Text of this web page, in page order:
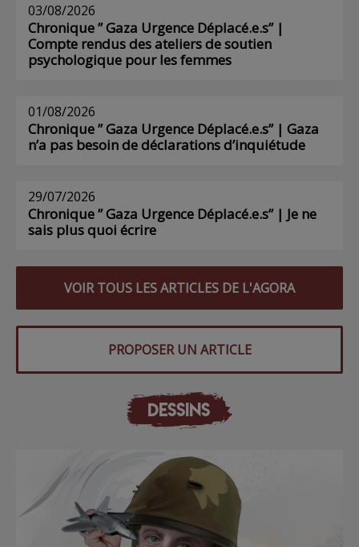
03/08/2026
Chronique ” Gaza Urgence Déplacé.e.s” |
Compte rendus des ateliers de soutien
psychologique pour les femmes
01/08/2026
Chronique ” Gaza Urgence Déplacé.e.s” | Gaza
n’a pas besoin de déclarations d’inquiétude
29/07/2026
Chronique ” Gaza Urgence Déplacé.e.s” | Je ne
sais plus quoi écrire
VOIR TOUS LES ARTICLES DE L'AGORA
PROPOSER UN ARTICLE
DESSINS